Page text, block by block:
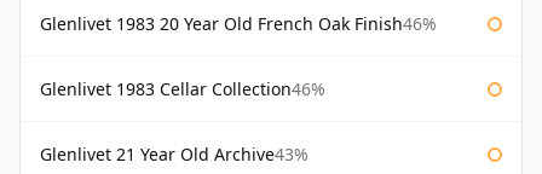
Glenlivet 1983 20 Year Old French Oak Finish46%
Glenlivet 1983 Cellar Collection46%
Glenlivet 21 Year Old Archive43%